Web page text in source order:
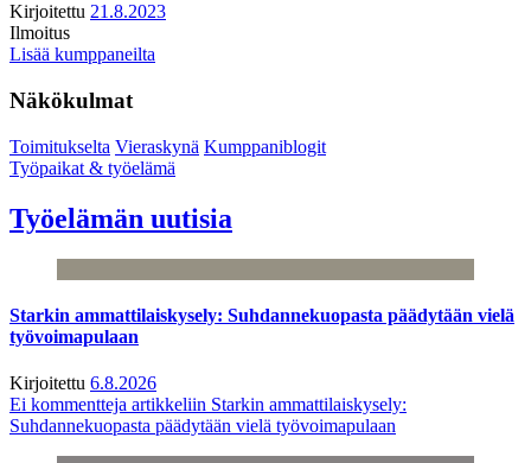
Kirjoitettu 21.8.2023
Ilmoitus
Lisää kumppaneilta
Näkökulmat
Toimitukselta Vieraskynä Kumppaniblogit
Työpaikat & työelämä
Työelämän uutisia
Starkin ammattilaiskysely: Suhdannekuopasta päädytään vielä
työvoimapulaan
Kirjoitettu 6.8.2026
Ei kommentteja artikkeliin Starkin ammattilaiskysely:
Suhdannekuopasta päädytään vielä työvoimapulaan